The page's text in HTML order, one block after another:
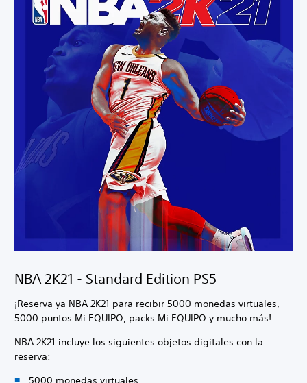
NBA 2K21 - Standard Edition PS5
¡Reserva ya NBA 2K21 para recibir 5000 monedas virtuales,
5000 puntos Mi EQUIPO, packs Mi EQUIPO y mucho más!
NBA 2K21 incluye los siguientes objetos digitales con la
reserva:
5000 monedas virtuales